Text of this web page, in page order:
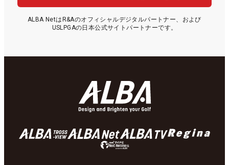
ALBA NetはR&Aのオフィシャルデジタルパートナー、および
USLPGAの日本公式サイトパートナーです。